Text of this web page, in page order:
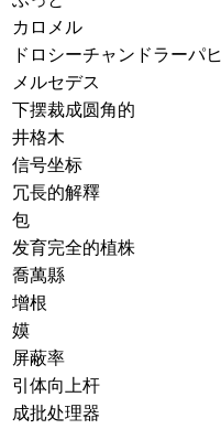
カロメル
ドロシーチャンドラーパヒ
メルセデス
下摆裁成圆角的
井格木
信号坐标
冗長的解釋
包
发育完全的植株
喬萬縣
增根
嫫
屏蔽率
引体向上杆
成批处理器